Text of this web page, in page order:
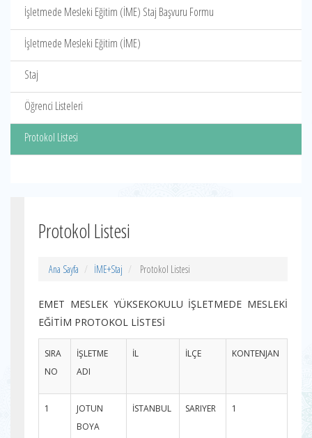
İşletmede Mesleki Eğitim (İME) Staj Başvuru Formu
İşletmede Mesleki Eğitim (İME)
Staj
Öğrenci Listeleri
Protokol Listesi
Protokol Listesi
Ana Sayfa İME+Staj Protokol Listesi
EMET MESLEK YÜKSEKOKULU İŞLETMEDE MESLEKİ
EĞİTİM PROTOKOL LİSTESİ
SIRA
NO
İŞLETME
ADI
İL İLÇE KONTENJAN
1
JOTUN
BOYA
İSTANBUL SARIYER 1